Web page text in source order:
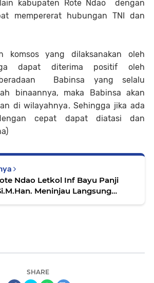
kabupaten Rote Ndao dengan
mempererat hubungan TNI dan
komsos yang dilaksanakan oleh
dapat diterima positif oleh
Babinsa yang selalu
binaannya, maka Babinsa akan
di wilayahnya. Sehingga jika ada
cepat dapat diatasi dan
Ndao Letkol Inf Bayu Panji
Meninjau Langsung
SHARE